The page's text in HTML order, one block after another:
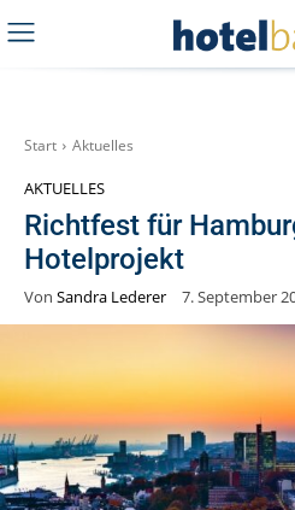
Start Aktuelles
AKTUELLES
Richtfest für
Hotelprojekt
Von Sandra Lederer 7. September